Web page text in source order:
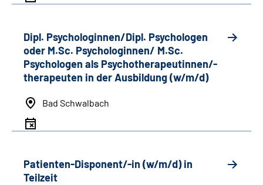
Dipl. Psychologinnen/Dipl. Psychologen
oder M.Sc. Psychologinnen/ M.Sc.
Psychologen als Psychotherapeutinnen/-
therapeuten in der Ausbildung (w/m/d)
Bad Schwalbach
Patienten-Disponent/-in (w/m/d) in
Teilzeit